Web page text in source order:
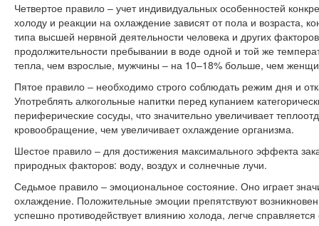
Четвертое правило ‒ учет индивидуальных особенностей
холоду и реакции на охлаждение зависят от пола и возраста,
типа высшей нервной деятельности человека и других
продолжительности пребывании в воде одной и той же
тепла, чем взрослые, мужчины ‒ на 10–18% больше, чем
Пятое правило ‒ необходимо строго соблюдать режим дня и
Употреблять алкогольные напитки перед купанием
периферические сосуды, что значительно увеличивает
кровообращение, чем увеличивает охлаждение организма.
Шестое правило ‒ для достижения максимального эффекта
природных факторов: воду, воздух и солнечные лучи.
Седьмое правило ‒ эмоциональное состояние. Оно играет
охлаждение. Положительные эмоции препятствуют
успешно противодействует влиянию холода, легче